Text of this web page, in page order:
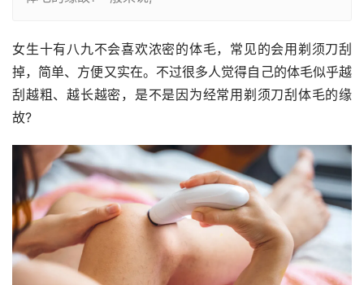
女生十有八九不会喜欢浓密的体毛，常见的会用剃须刀刮
掉，简单、方便又实在。不过很多人觉得自己的体毛似乎越
刮越粗、越长越密，是不是因为经常用剃须刀刮体毛的缘
故?